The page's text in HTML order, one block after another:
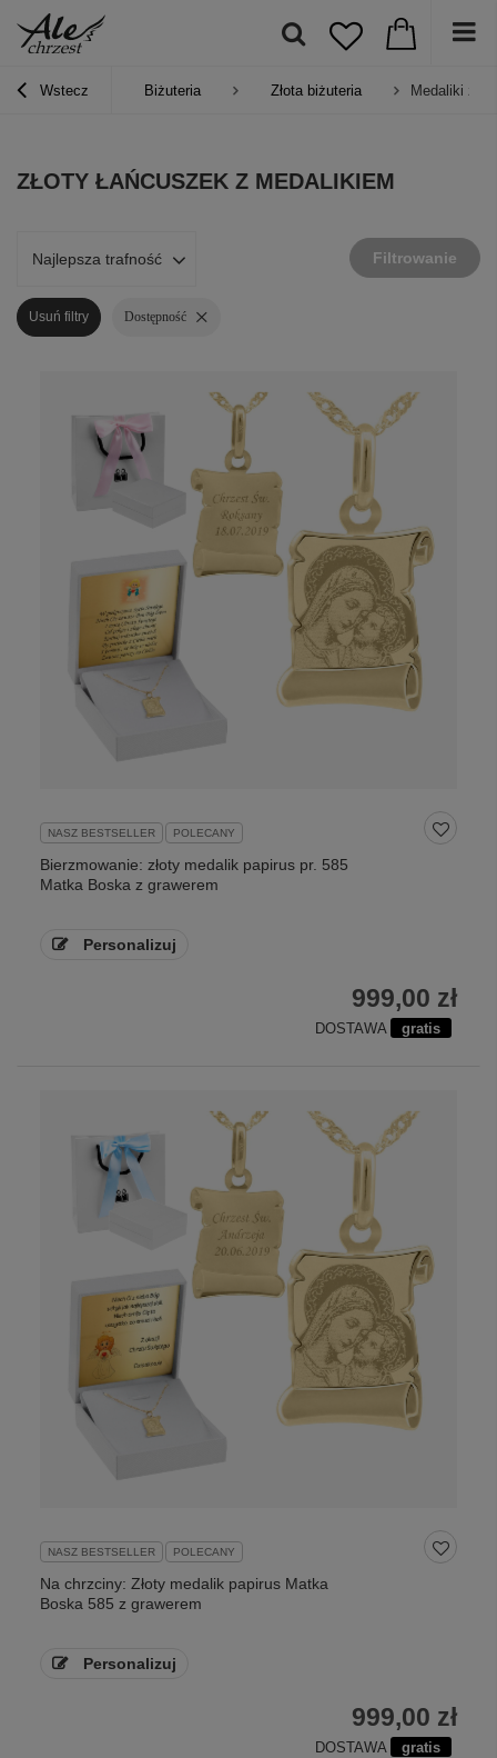
Wstecz Biżuteria Złota biżuteria Medaliki ze
ZŁOTY ŁAŃCUSZEK Z MEDALIKIEM
Najlepsza trafność Filtrowanie
Usuń filtry Dostępność
NASZ BESTSELLER POLECANY
Bierzmowanie: złoty medalik papirus pr. 585
Matka Boska z grawerem
Personalizuj
999,00 zł
DOSTAWA gratis
NASZ BESTSELLER POLECANY
Na chrzciny: Złoty medalik papirus Matka
Boska 585 z grawerem
Personalizuj
999,00 zł
DOSTAWA gratis